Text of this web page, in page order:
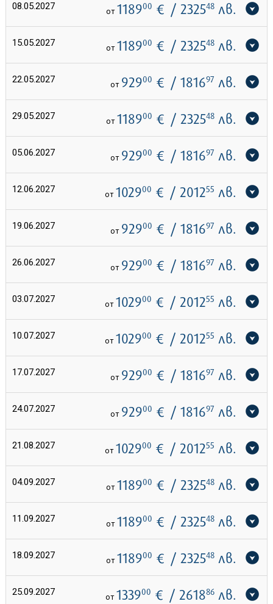
08.05.2027 от 118900 € / 232548лв.
15.05.2027 от 118900 € / 232548лв.
22.05.2027 от 92900 € / 181697 лв.
29.05.2027 от 118900 € / 232548лв.
05.06.2027 от 92900 € / 181697 лв.
12.06.2027 от 102900 € / 201255 лв.
19.06.2027 от 92900 € / 181697 лв.
26.06.2027 от 92900 € / 181697 лв.
03.07.2027 от 102900 € / 201255 лв.
10.07.2027 от 102900 € / 201255 лв.
17.07.2027 от 92900 € / 181697 лв.
24.07.2027 от 92900 € / 181697 лв.
21.08.2027 от 102900 € / 201255 лв.
04.09.2027 от 118900 € / 232548лв.
11.09.2027 от 118900 € / 232548лв.
18.09.2027 от 118900 € / 232548лв.
25.09.2027 от 133900 € / 261886лв.